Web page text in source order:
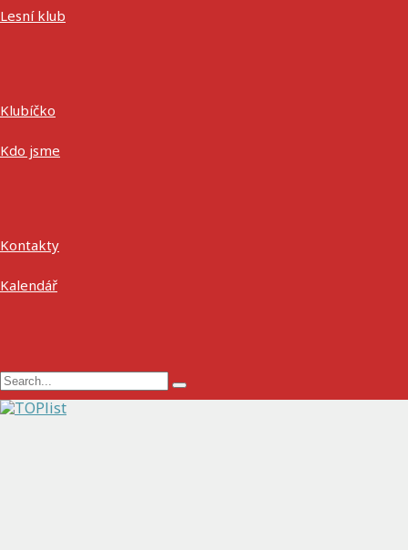
Lesní klub
Klubíčko
Kdo jsme
Kontakty
Kalendář